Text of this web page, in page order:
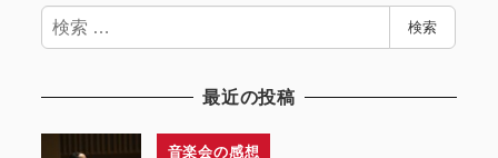
検
索
検索
最近の投稿
音楽会の感想